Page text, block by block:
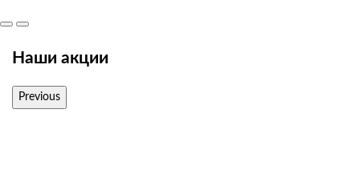
Наши акции
Previous